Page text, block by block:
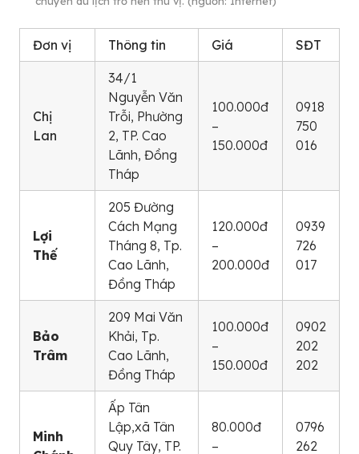
Đơn vị Thông tin Giá SĐT
Chị
Lan
34/1
Nguyễn Văn
Trỗi, Phường
2, TP. Cao
Lãnh, Đồng
Tháp
100.000đ
–
150.000đ
0918
750
016
Lợi
Thế
205 Đường
Cách Mạng
Tháng 8, Tp.
Cao Lãnh,
Đồng Tháp
120.000đ
–
200.000đ
0939
726
017
Bảo
Trâm
209 Mai Văn
Khải, Tp.
Cao Lãnh,
Đồng Tháp
100.000đ
–
150.000đ
0902
202
202
Minh
Ấp Tân
Lập,xã Tân
Quy Tây, TP.
80.000đ
–
0796
262